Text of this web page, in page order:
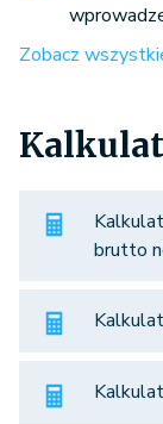
Zobacz
brutto